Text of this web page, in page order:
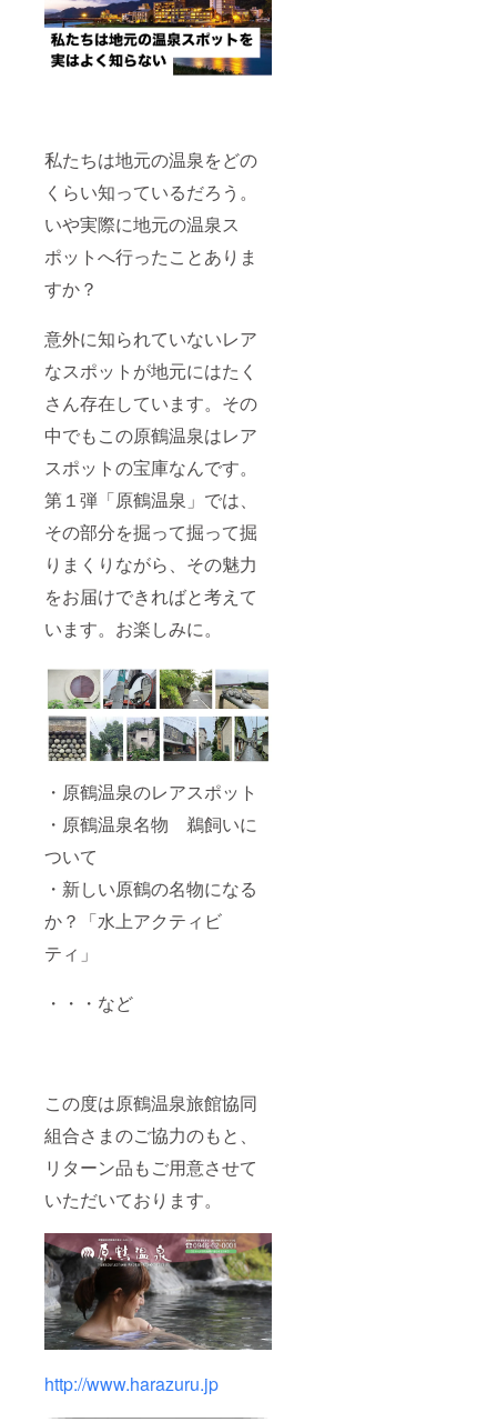
私たちは地元の温泉をどの
くらい知っているだろう。
いや実際に地元の温泉ス
ポットへ行ったことありま
すか？
意外に知られていないレア
なスポットが地元にはたく
さん存在しています。その
中でもこの原鶴温泉はレア
スポットの宝庫なんです。
第１弾「原鶴温泉」では、
その部分を掘って掘って掘
りまくりながら、その魅力
をお届けできればと考えて
います。お楽しみに。
・原鶴温泉のレアスポット
・原鶴温泉名物 鵜飼いに
ついて
・新しい原鶴の名物になる
か？「水上アクティビ
ティ」
・・・など
この度は原鶴温泉旅館協同
組合さまのご協力のもと、
リターン品もご用意させて
いただいております。
http://www.harazuru.jp